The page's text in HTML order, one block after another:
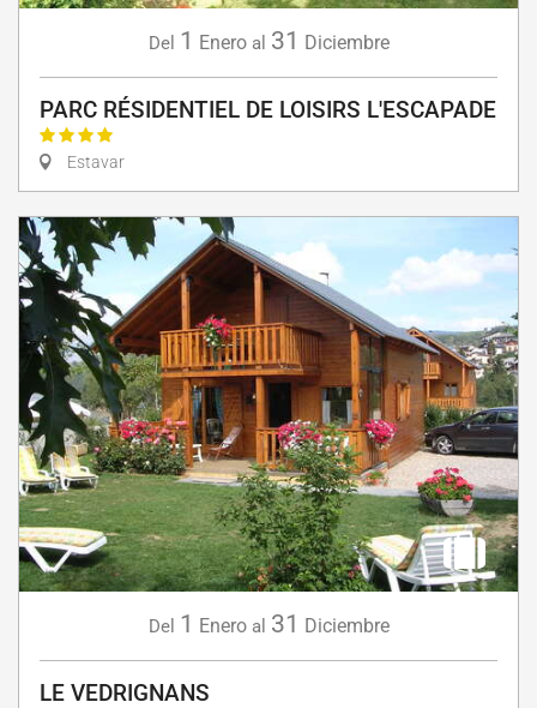
Del 1 Enero al 31 Diciembre
PARC RÉSIDENTIEL DE LOISIRS L'ESCAPADE
Estavar
Del 1 Enero al 31 Diciembre
LE VEDRIGNANS